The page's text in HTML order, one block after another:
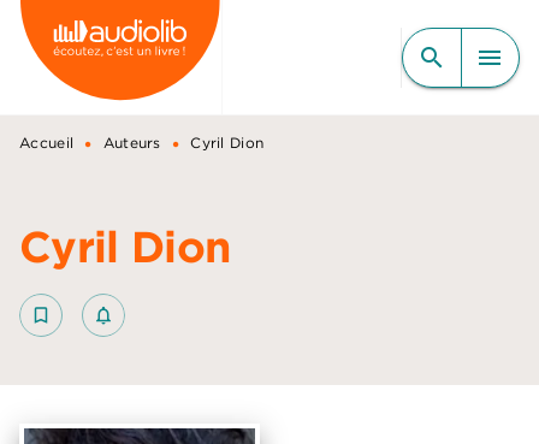
MENU RECHERCHE
CONTENU
PIED DE PAGE
search menu
Accueil • Auteurs • Cyril Dion
Cyril Dion
bookmark_border notifications_none_outlined